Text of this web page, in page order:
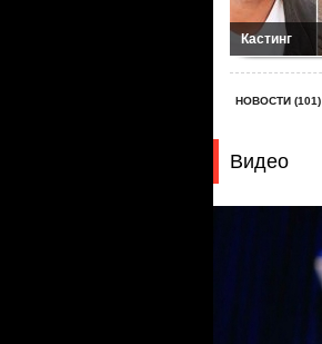
Кастинг
НОВОСТИ (101)
Видео